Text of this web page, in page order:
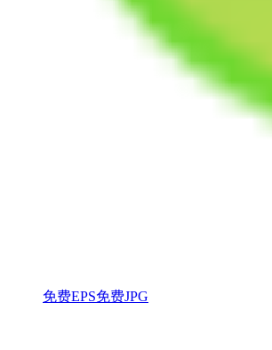
免费EPS免费JPG